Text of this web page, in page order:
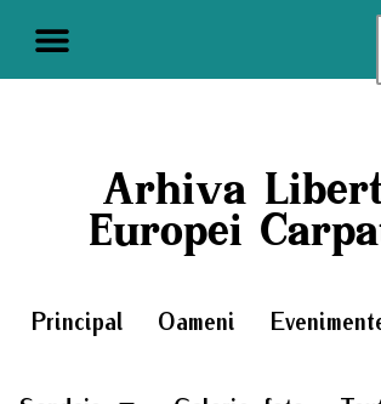
Arhiva
Europei
Principal Oameni